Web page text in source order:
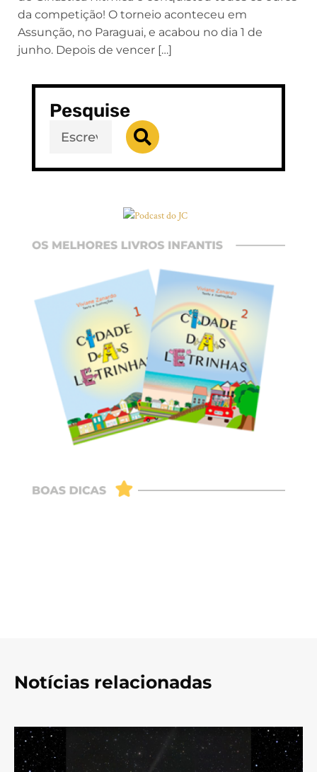
da competição! O torneio aconteceu em
Assunção, no Paraguai, e acabou no dia 1 de
junho. Depois de vencer […]
Pesquise
Notícias relacionadas